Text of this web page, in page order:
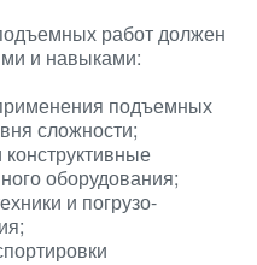
работ должен
и навыками:
подъемных
сложности;
оборудования;
и погрузо-